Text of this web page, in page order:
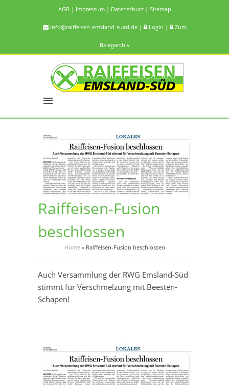
AGB| Impressum| Datenschutz| Sitemap
info@raiffeisen-emsland-sued.de| Login | Zum
Belegarchiv
Raiffeisen-Fusion
beschlossen
Home» Raiffeisen-Fusion beschlossen
Auch Versammlung der RWG Emsland-Süd
stimmt für Verschmelzung mit Beesten-
Schapen!